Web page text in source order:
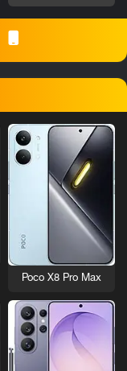
Poco X8 Pro Max